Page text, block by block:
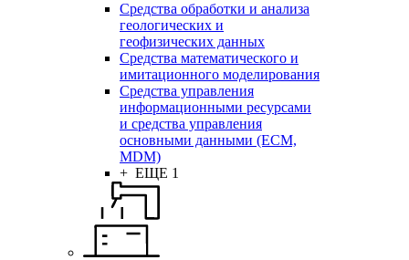
Средства обработки и анализа
геологических и
геофизических данных
Средства математического и
имитационного моделирования
Средства управления
информационными ресурсами
и средства управления
основными данными (ECM,
MDM)
+ ЕЩЕ 1